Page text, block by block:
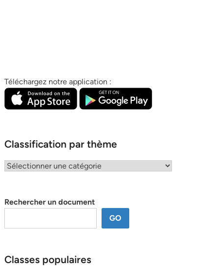
Téléchargez notre application :
Classification par thème
Classification
Rechercher un document
GO
Classes populaires